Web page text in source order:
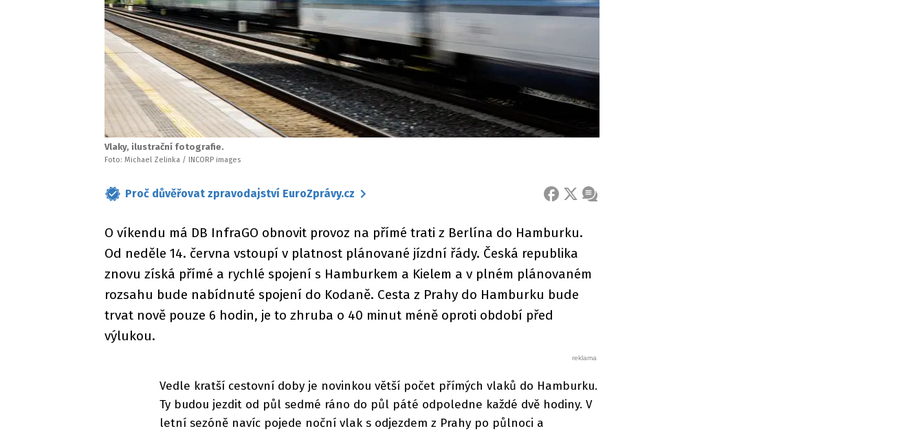
Vlaky, ilustrační fotografie.
Foto: Michael Zelinka / INCORP images
Proč důvěřovat zpravodajství EuroZprávy.cz FACEBOOK
X ZPRÁVA
O víkendu má DB InfraGO obnovit provoz na přímé trati z Berlína do Hamburku.
Od neděle 14. června vstoupí v platnost plánované jízdní řády. Česká republika
znovu získá přímé a rychlé spojení s Hamburkem a Kielem a v plném plánovaném
rozsahu bude nabídnuté spojení do Kodaně. Cesta z Prahy do Hamburku bude
trvat nově pouze 6 hodin, je to zhruba o 40 minut méně oproti období před
výlukou.
Vedle kratší cestovní doby je novinkou větší počet přímých vlaků do Hamburku.
Ty budou jezdit od půl sedmé ráno do půl páté odpoledne každé dvě hodiny. V
letní sezóně navíc pojede noční vlak s odjezdem z Prahy po půlnoci a